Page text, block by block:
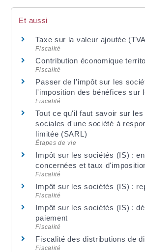
Et aussi
Taxe sur la valeur ajoutée
Fiscalité
Contribution économique
Fiscalité
Passer de l'impôt sur les
l'imposition des bénéfices sur
Fiscalité
Tout ce qu'il faut savoir sur
sociales d'une société à
limitée (SARL)
Étapes de vie
Impôt sur les sociétés (IS) :
concernées et taux
Fiscalité
Impôt sur les sociétés (IS) :
Fiscalité
Impôt sur les sociétés (IS) :
paiement
Fiscalité
Fiscalité des distributions de
Fiscalité